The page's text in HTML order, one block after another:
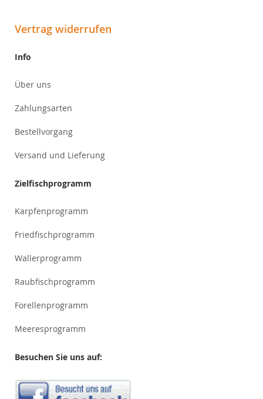
Vertrag widerrufen
Info
Über uns
Zahlungsarten
Bestellvorgang
Versand und Lieferung
Zielfischprogramm
Karpfenprogramm
Friedfischprogramm
Wallerprogramm
Raubfischprogramm
Forellenprogramm
Meeresprogramm
Besuchen Sie uns auf: